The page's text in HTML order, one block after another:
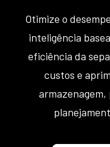
Otimize o
inteligência
eficiência da
custos e
armazenagem,